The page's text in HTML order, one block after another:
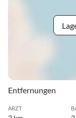
Entfernungen
ARZT